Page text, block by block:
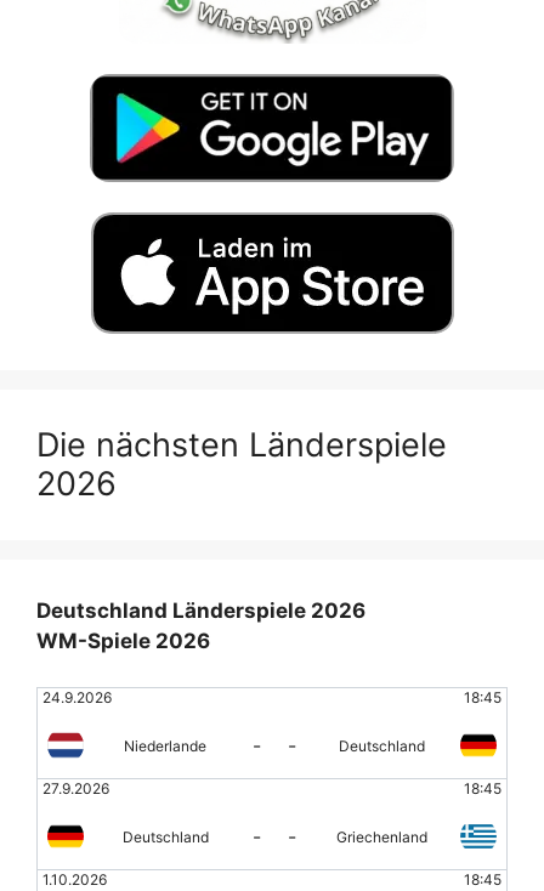
Die nächsten Länderspiele
2026
Deutschland Länderspiele 2026
WM-Spiele 2026
24.9.2026 18:45
Niederlande - - Deutschland
27.9.2026 18:45
Deutschland - - Griechenland
1.10.2026 18:45